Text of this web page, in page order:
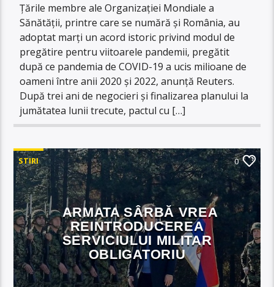
Țările membre ale Organizației Mondiale a
Sănătății, printre care se numără și România, au
adoptat marți un acord istoric privind modul de
pregătire pentru viitoarele pandemii, pregătit
după ce pandemia de COVID-19 a ucis milioane de
oameni între anii 2020 și 2022, anunță Reuters.
După trei ani de negocieri și finalizarea planului la
jumătatea lunii trecute, pactul cu […]
STIRI 0
ARMATA SÂRBĂ VREA
REINTRODUCEREA
SERVICIULUI MILITAR
OBLIGATORIU